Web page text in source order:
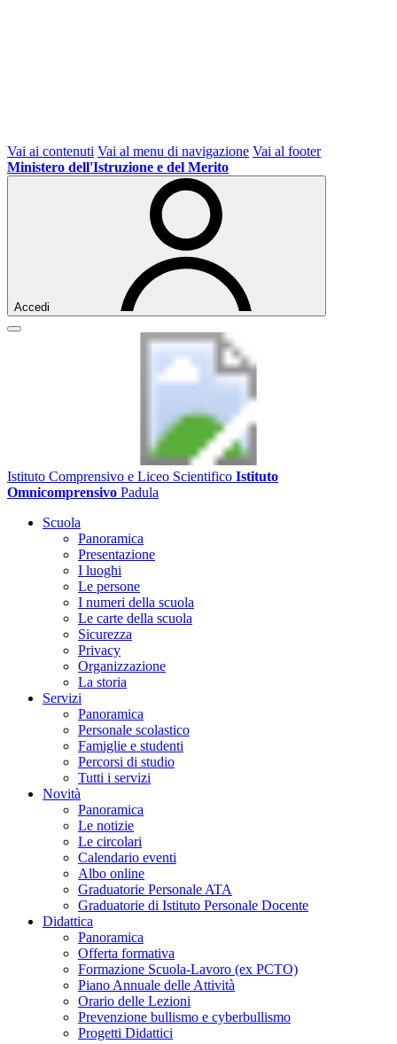
Vai ai contenuti Vai al menu di navigazione Vai al footer
Ministero dell'Istruzione e del Merito
Accedi
Istituto Comprensivo e Liceo Scientifico Istituto
Omnicomprensivo Padula
Scuola
Panoramica
Presentazione
I luoghi
Le persone
I numeri della scuola
Le carte della scuola
Sicurezza
Privacy
Organizzazione
La storia
Servizi
Panoramica
Personale scolastico
Famiglie e studenti
Percorsi di studio
Tutti i servizi
Novità
Panoramica
Le notizie
Le circolari
Calendario eventi
Albo online
Graduatorie Personale ATA
Graduatorie di Istituto Personale Docente
Didattica
Panoramica
Offerta formativa
Formazione Scuola-Lavoro (ex PCTO)
Piano Annuale delle Attività
Orario delle Lezioni
Prevenzione bullismo e cyberbullismo
Progetti Didattici